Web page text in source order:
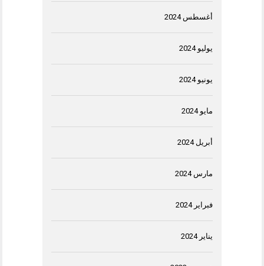
أغسطس 2024
يوليو 2024
يونيو 2024
مايو 2024
أبريل 2024
مارس 2024
فبراير 2024
يناير 2024